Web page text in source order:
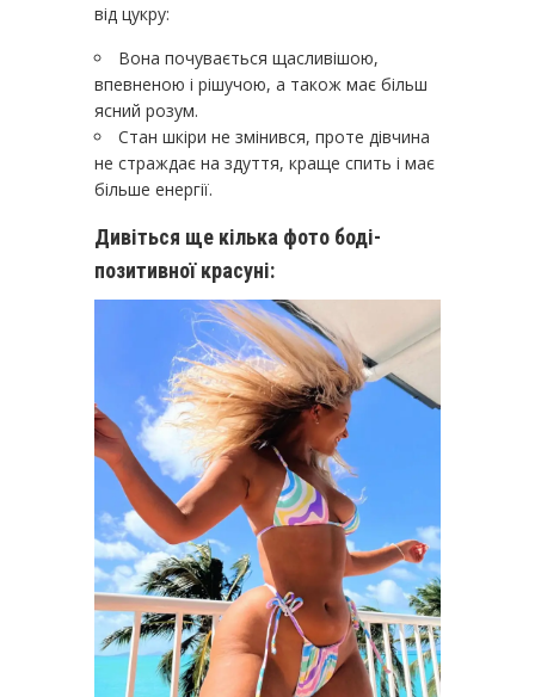
від цукру:
Вона почувається щасливішою,
впевненою і рішучою, а також має більш
ясний розум.
Стан шкіри не змінився, проте дівчина
не страждає на здуття, краще спить і має
більше енергії.
Дивіться ще кілька фото боді-
позитивної красуні: